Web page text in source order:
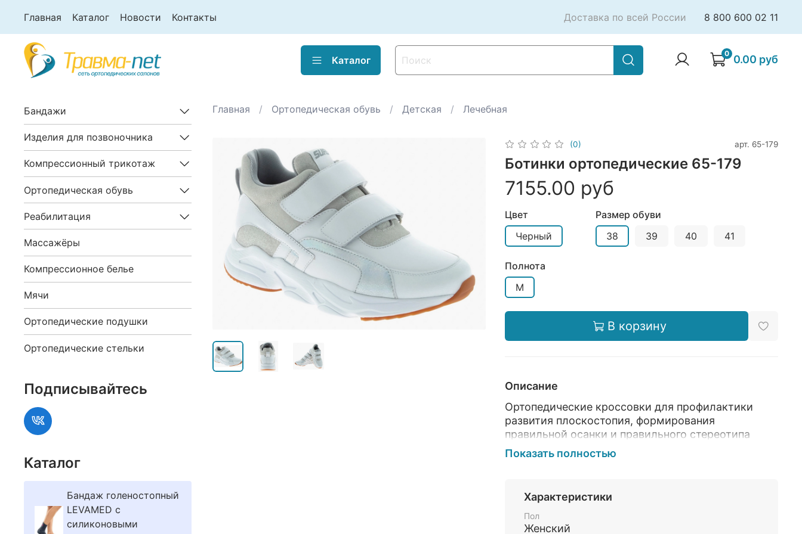
Главная Каталог Новости Контакты Доставка по всей России 8 800 600 02 11
Каталог
0 0.00 руб
Главная Ортопедическая обувь Детская Лечебная
(0) арт. 65-179
Ботинки ортопедические 65-179
7155.00 руб
Цвет
Черный
Размер обуви
38
39 40 41
Полнота
M
В корзину
Описание
Ортопедические кроссовки для профилактики
развития плоскостопия, формирования
правильной осанки и правильного стереотипа
походки. Модель выполнена из натуральной кожи.
Кожа мягкая, эластичная, отлично держит форму.
элементами.
Бесшовная кожаная подкладка исключает
Показать полностью
Характеристики
Пол
Женский
Бандажи
Изделия для позвоночника
Компрессионный трикотаж
Ортопедическая обувь
Реабилитация
Массажёры
Компрессионное белье
Мячи
Ортопедические подушки
Ортопедические стельки
Подписывайтесь
Каталог
Бандаж голеностопный
LEVAMED с
силиконовыми